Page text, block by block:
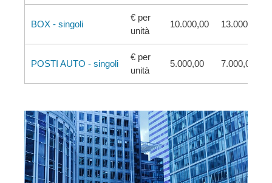
BOX - singoli
€ per
unità
10.000,00 13.000,00
POSTI AUTO - singoli
€ per
unità
5.000,00 7.000,00